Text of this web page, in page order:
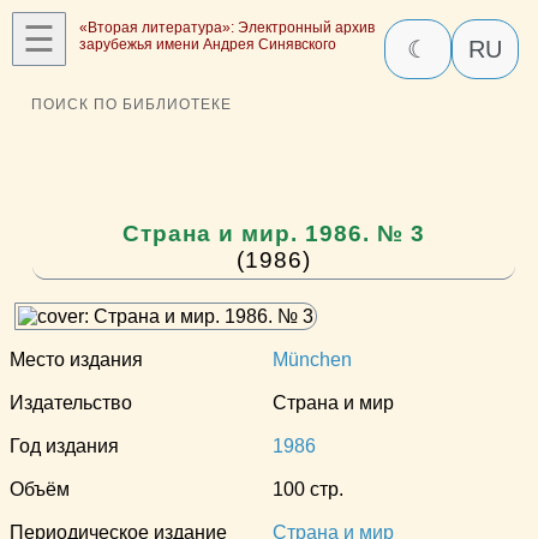
☰
«Вторая литература»: Электронный архив
зарубежья имени Андрея Синявского
☾ RU
ПОИСК ПО БИБЛИОТЕКЕ
Страна и мир. 1986. № 3
(1986)
Место издания München
Издательство Страна и мир
Год издания 1986
Объём 100 стр.
Периодическое издание Страна и мир